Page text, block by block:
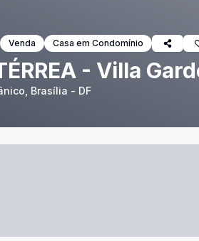
Venda Casa em Condomínio
- Villa
Brasília - DF